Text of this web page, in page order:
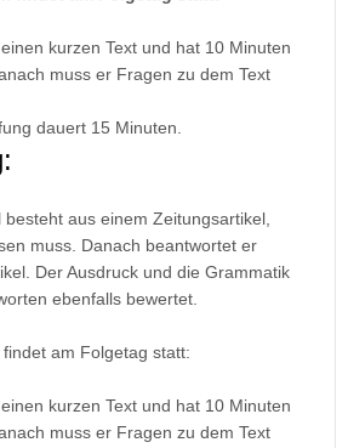
kurzen Text und hat 10 Minuten
muss er Fragen zu dem Text
dauert 15 Minuten.
besteht aus einem Zeitungsartikel,
muss. Danach beantwortet er
Der Ausdruck und die Grammatik
ebenfalls bewertet.
am Folgetag statt:
kurzen Text und hat 10 Minuten
muss er Fragen zu dem Text